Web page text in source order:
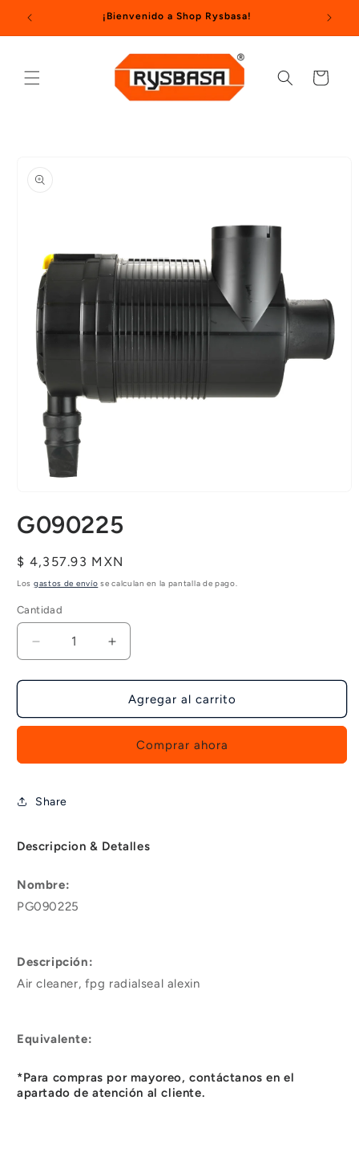
directamente
¡Bienvenido a Shop Rysbasa!
Carrito
información
multimedia
1
una
ventana
modal
G090225
Precio
habitual
$ 4,357.93 MXN
Los gastos de envío se calculan en la pantalla de pago.
Cantidad
Reducir
cantidad
para
Aumentar
cantidad
para
G090225
Agregar al carrito
Comprar ahora
Share
Descripcion & Detalles
Nombre:
PG090225
Descripción:
Air cleaner, fpg radialseal alexin
Equivalente:
*Para compras por mayoreo, contáctanos en el
apartado de atención al cliente.